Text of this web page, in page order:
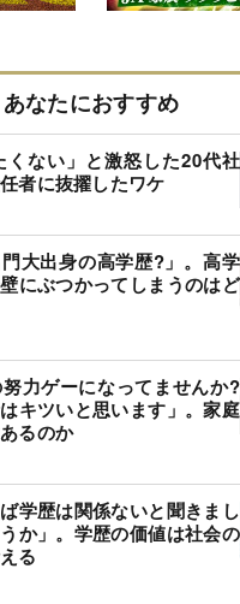
あなたにおすすめ
ない」と激怒した20代社
者に抜擢したワケ
門大出身の高学歴?」。高学
にぶつかってしまうのはど
努力ゲーになってませんか?
キツいと思います」。家庭
るのか
学歴は関係ないと聞きまし
か」。学歴の価値は社会の
る